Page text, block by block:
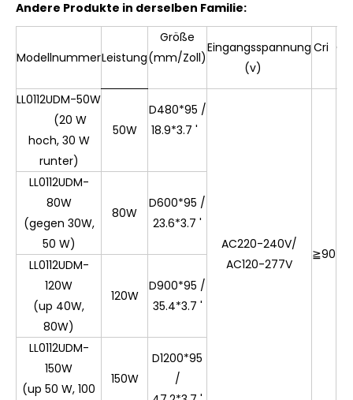
Andere Produkte in derselben Familie:
ModellnummerLeistung
Größe
(mm/Zoll)
Eingangsspannung
(v)
Cri
LL0112UDM-50W
(20 W
hoch, 30 W
runter)
50W
D480*95 /
18.9*3.7 '
AC220-240V/
AC120-277V
≧90
LL0112UDM-
80W
(gegen 30W,
50 W)
80W
D600*95 /
23.6*3.7 '
LL0112UDM-
120W
(up 40W,
80W)
120W
D900*95 /
35.4*3.7 '
LL0112UDM-
150W
(up 50 W, 100
150W
D1200*95
/